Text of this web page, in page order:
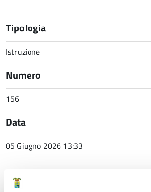
Tipologia
Istruzione
Numero
156
Data
05 Giugno 2026 13:33
Struttura di riferimento